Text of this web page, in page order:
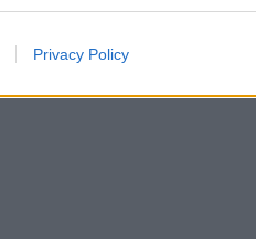
Privacy Policy